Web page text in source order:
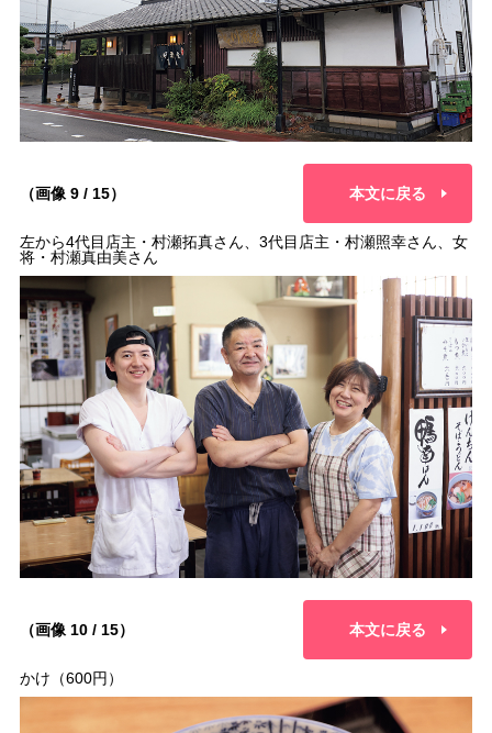
（画像 9 / 15） 本文に戻る
左から4代目店主・村瀬拓真さん、3代目店主・村瀬照幸さん、女
将・村瀬真由美さん
（画像 10 / 15） 本文に戻る
かけ（600円）